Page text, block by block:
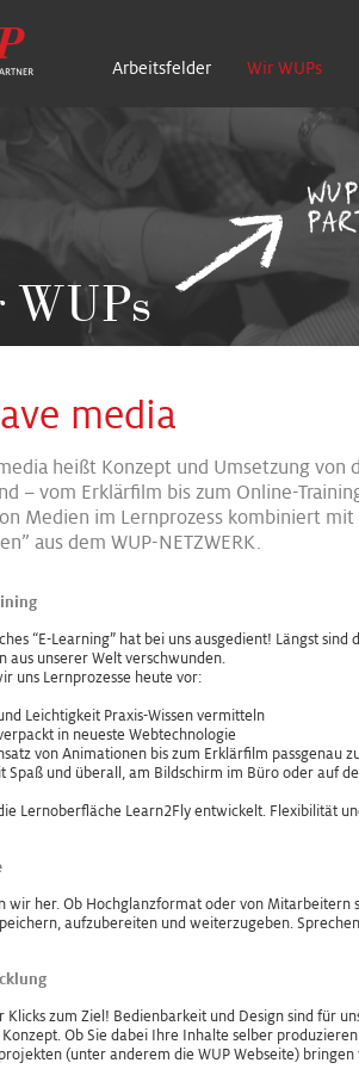
Arbeitsfelder Wir WUPs
WUPs
media
heißt Konzept und Umsetzung von
– vom Erklärfilm bis zum Online-
Medien im Lernprozess kombiniert
aus dem WUP-NETZWERK.
“E-Learning” hat bei uns ausgedient! Längst
aus unserer Welt verschwunden.
uns Lernprozesse heute vor:
Leichtigkeit Praxis-Wissen vermitteln
in neueste Webtechnologie
von Animationen bis zum Erklärfilm passgenau
Spaß und überall, am Bildschirm im Büro oder auf
Lernoberfläche Learn2Fly entwickelt. Flexibilität
wir her. Ob Hochglanzformat oder von Mitarbeitern
aufzubereiten und weiterzugeben.
Klicks zum Ziel! Bedienbarkeit und Design sind für
Konzept. Ob Sie dabei Ihre Inhalte selber
(unter anderem die WUP Webseite)